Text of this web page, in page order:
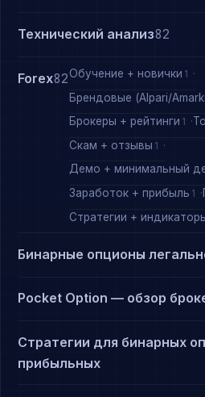
Технический анализ82
Forex82Обучение + новички 1
Брендовые (Alpari/
Брокеры + рейтинги 1
Скам + отзывы 1
Демо + минимальный
Заработок + прибыль 1
Стратегии +
Бинарные опционы
Pocket Option — обзор
Стратегии для бинарных
прибыльных